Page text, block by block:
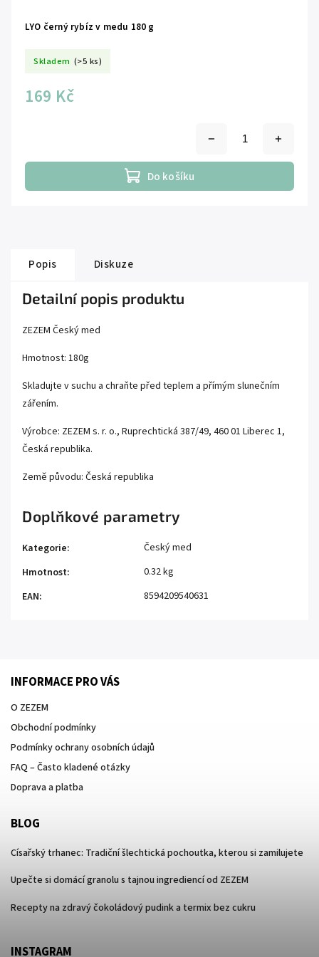
LYO černý rybíz v medu 180 g
Skladem (>5 ks)
169 Kč
Do košíku
Popis Diskuze
Detailní popis produktu
ZEZEM Český med
Hmotnost: 180g
Skladujte v suchu a chraňte před teplem a přímým slunečním
zářením.
Výrobce: ZEZEM s. r. o., Ruprechtická 387/49, 460 01 Liberec 1,
Česká republika.
Země původu: Česká republika
Doplňkové parametry
Kategorie:
Český med
Hmotnost:
0.32 kg
EAN: 8594209540631
INFORMACE PRO VÁS
O ZEZEM
Obchodní podmínky
Podmínky ochrany osobních údajů
FAQ – Často kladené otázky
Doprava a platba
BLOG
Císařský trhanec: Tradiční šlechtická pochoutka, kterou si zamilujete
Upečte si domácí granolu s tajnou ingrediencí od ZEZEM
Recepty na zdravý čokoládový pudink a termix bez cukru
INSTAGRAM